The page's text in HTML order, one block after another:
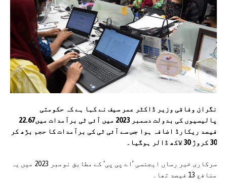
نگران وفاقی وزیر ڈاکٹر عمر سیف نے کہا ہے کہ حکومتی
پالیسیوں کی بدولت دسمبر 2023 میں آئی ٹی برآمدات میں22.67
فیصد ریکارڈ اضافہ ہوا جس سے آئی ٹی کی برآمدات کا حجم بڑھ کر
30 کروڑ 30 لاکھ ڈالر ہوگیا۔
سرکاری خبر رساں ایجنسی ’اے پی پی‘ کے مطابق نومبر 2023 میں یہ
منافع 13 فیصد تھا۔